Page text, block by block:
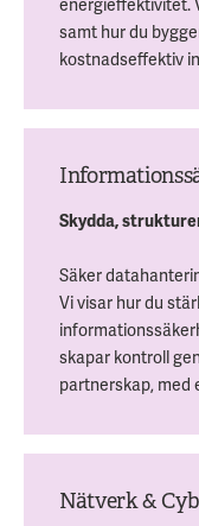
energieffektivitet.
samt hur du
kostnadseffektiv
Skydda,
Säker
Vi visar hur du
skapar kontroll
partnerskap, med
Nätverk &